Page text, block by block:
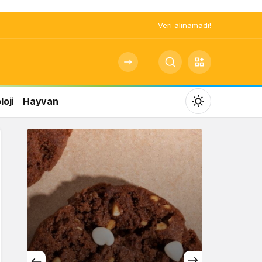
Veri alınamadı!
Hayvan
Mod
değiştir
Gündüz Modu
Gündüz modunu seçin.
Gece Modu
Gece modunu seçin.